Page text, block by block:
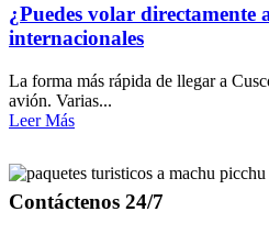
¿Puedes volar directamente
internacionales
La forma más rápida de llegar a
avión. Varias...
Leer Más
Contáctenos 24/7